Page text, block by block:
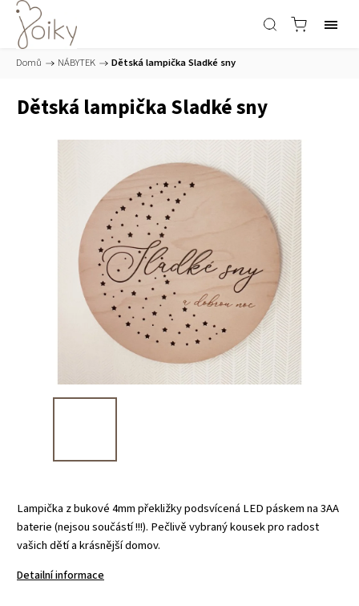
Domů / NÁBYTEK / Dětská lampička Sladké sny
Dětská lampička Sladké sny
Lampička z bukové 4mm překližky podsvícená LED páskem na 3AA
baterie (nejsou součástí !!!). Pečlivě vybraný kousek pro radost
vašich dětí a krásnější domov.
Detailní informace